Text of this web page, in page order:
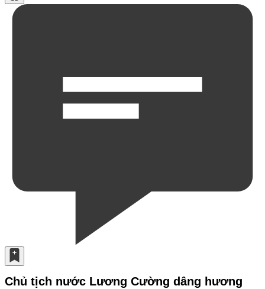
Chủ tịch nước Lương Cường dâng hương